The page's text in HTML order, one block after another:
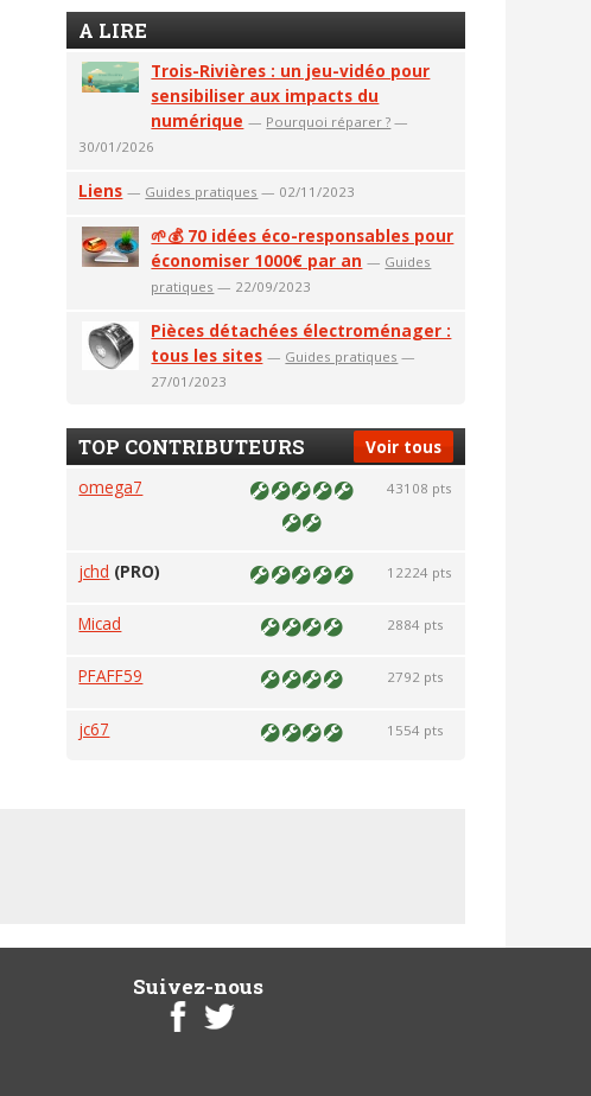
A LIRE
Trois-Rivières : un jeu-vidéo pour
sensibiliser aux impacts du
numérique — Pourquoi réparer ? —
30/01/2026
Liens — Guides pratiques — 02/11/2023
🌱💰 70 idées éco-responsables pour
économiser 1000€ par an — Guides
pratiques — 22/09/2023
Pièces détachées électroménager :
tous les sites — Guides pratiques —
27/01/2023
Voir tous
TOP CONTRIBUTEURS
omega7 43108 pts
jchd (PRO) 12224 pts
Micad 2884 pts
PFAFF59 2792 pts
jc67 1554 pts
Suivez-nous